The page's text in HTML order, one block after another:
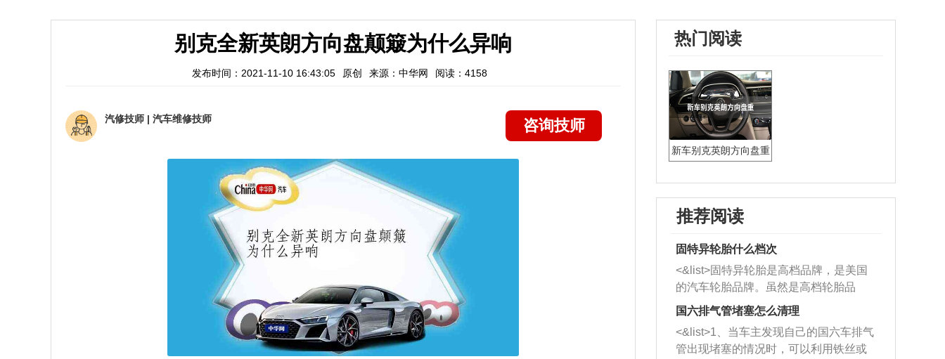
别克全新英朗方向盘颠簸为什么异响
发布时间：2021-11-10 16:43:05 原创 来源：中华网 阅读：4158
汽修技师 | 汽车维修技师 咨询技师
热门阅读
新车别克英朗方向盘重
推荐阅读
固特异轮胎什么档次
<&list>固特异轮胎是高档品牌，是美国
的汽车轮胎品牌。虽然是高档轮胎品
牌，但是中高低端的轮胎都有生产，这
也是为了更好的开拓市场。
国六排气管堵塞怎么清理
<&list>1、当车主发现自己的国六车排气
管出现堵塞的情况时，可以利用铁丝或